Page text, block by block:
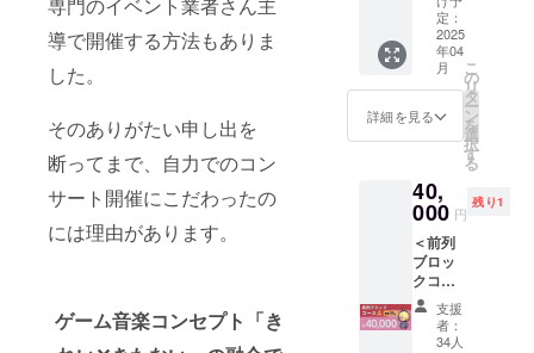
導で開催する方法もありま
した。
そのありがたい申し出を
断ってまで、自力でのコン
サート開催にこだわったの
には理由があります。
ゲーム音楽コンセプト「き
セージ
機能で
送付：
[４][８]
・ご指
定のご
住所へ
送付：
[６][７]
[12][14]
レッ
ト）
[14] 光
るLED
リスト
[15] 記
念オル
※番号は
本文の
「リ
ターン
紹介」
と共通
です。
◆ お届
け予
ジ上部
や活動
報告に
てお知
らせい
す。 ◆
お届け
年９
月：[４]
・2025
年１月
～２月
初旬：
[２][５]
[６][16]
タル）
[14] 光
るLED
リスト
バンド
[16] チ
※特典付
号は本
文の
「リ
ターン
紹介」
と共通
です。
※現在昼
公演を
タル）
[14] 光
るLED
リスト
バン
ド：２
枚 ※特
典１個
つき ※
番号は
本文の
「リ
ターン
紹介」
と共通
セージ
入り
アート
カー
ド：１
枚 [４]
オル
ゴール
ジフル
アルバ
ム（デ
ジタ
ル）
[８] コ
ンサー
ト音源
ダウン
定：
2025
年04
月
詳細を見る
こ
の
リ
タ
ー
ン
を
選
択
す
る
40,
000 円
残り1
＜前列
ブロッ
クコー
スA＞
◆ 内容
物：
支援
者：
34人